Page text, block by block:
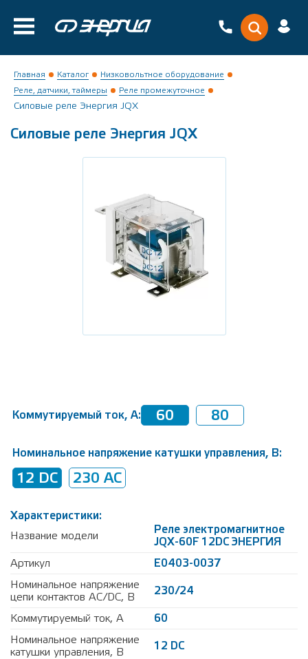
Главная Каталог
Низковольтное оборудование
Реле, датчики, таймеры
Реле промежуточное
Силовые реле Энергия JQX
Силовые реле Энергия JQX
Коммутируемый ток, А: 60 80
Номинальное напряжение катушки управления, В:
12 DC 230 AC
Характеристики:
Название модели
Реле электромагнитное
JQX-60F 12DС ЭНЕРГИЯ
Артикул
Е0403-0037
Номинальное напряжение
цепи контактов AC/DC, В
230/24
Коммутируемый ток, А
60
Номинальное напряжение
катушки управления, В
12 DC